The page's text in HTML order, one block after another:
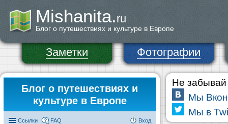
Mishanita.ru
Блог о путешествиях и культуре в Европе
Заметки Фотографии
Блог о путешествиях и
культуре в Европе
Ссылки FAQ Вход
Не забывай
Мы
Мы в